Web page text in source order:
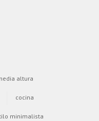
altura
cocina
minimalista